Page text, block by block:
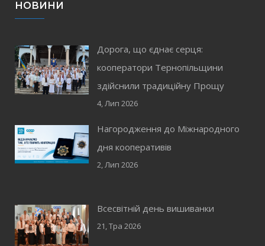
НОВИНИ
Дорога, що єднає серця:
кооператори Тернопільщини
здійснили традиційну Прощу
4, Лип 2026
Нагородження до Міжнародного
дня кооперативів
2, Лип 2026
Всесвітній день вишиванки
21, Тра 2026